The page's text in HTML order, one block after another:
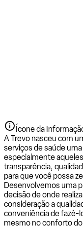
Ícone da
A Trevo nasceu com
serviços de saúde
especialmente
transparência,
para que você possa
Desenvolvemos uma
decisão de onde
consideração a
conveniência de fazê-
mesmo no conforto